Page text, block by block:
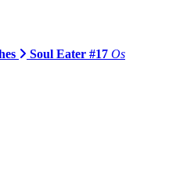
Soul Eater #17 Os